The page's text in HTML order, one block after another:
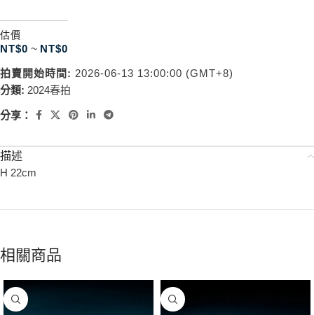
估價
NT$0 ~ NT$0
拍賣開始時間: 2026-06-13 13:00:00 (GMT+8)
分類: 2024春拍
分享：
描述
H 22cm
相關商品